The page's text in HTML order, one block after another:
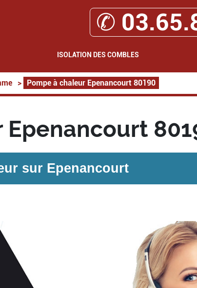
✆
ISOLATION DES COMBLES
> Pompe à chaleur Epenancourt 80190
sur Epenancourt